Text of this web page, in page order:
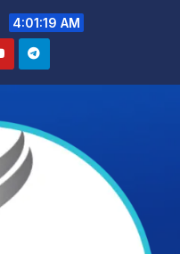
4:01:20 AM